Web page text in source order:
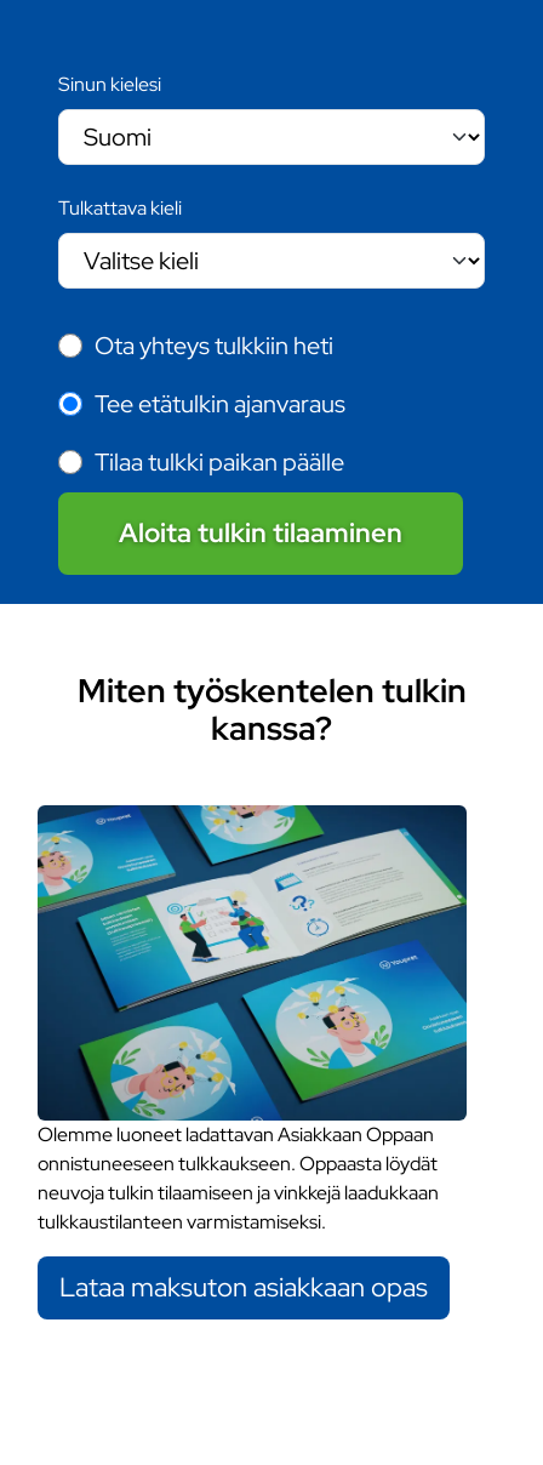
Sinun kielesi
Tulkattava kieli
Ota yhteys tulkkiin heti
Tee etätulkin ajanvaraus
Tilaa tulkki paikan päälle
Aloita tulkin tilaaminen
Miten työskentelen tulkin
kanssa?
Olemme luoneet ladattavan Asiakkaan Oppaan
onnistuneeseen tulkkaukseen. Oppaasta löydät
neuvoja tulkin tilaamiseen ja vinkkejä laadukkaan
tulkkaustilanteen varmistamiseksi.
Lataa maksuton asiakkaan opas